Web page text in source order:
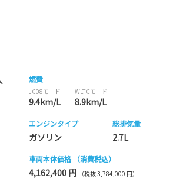
燃費
JC08モード
9.4km/L
WLTCモード
8.9km/L
エンジンタイプ
ガソリン
総排気量
2.7L
車両本体価格 （消費税込）
4,162,400 円 （税抜 3,784,000 円）